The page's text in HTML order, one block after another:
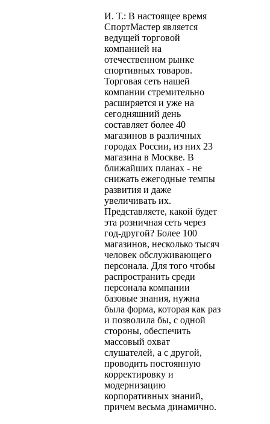
И. Т.: В настоящее время
СпортМастер является
ведущей торговой
компанией на
отечественном рынке
спортивных товаров.
Торговая сеть нашей
компании стремительно
расширяется и уже на
сегодняшний день
составляет более 40
магазинов в различных
городах России, из них 23
магазина в Москве. В
ближайших планах - не
снижать ежегодные темпы
развития и даже
увеличивать их.
Представляете, какой будет
эта розничная сеть через
год-другой? Более 100
магазинов, несколько тысяч
человек обслуживающего
персонала. Для того чтобы
распространить среди
персонала компании
базовые знания, нужна
была форма, которая как раз
и позволила бы, с одной
стороны, обеспечить
массовый охват
слушателей, а с другой,
проводить постоянную
корректировку и
модернизацию
корпоративных знаний,
причем весьма динамично.